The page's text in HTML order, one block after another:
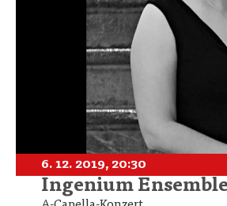
6. 12. 2019, 20:30
Ingenium